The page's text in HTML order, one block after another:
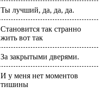
Ты лучший, да, да, да.
Становится так странно
жить вот так
За закрытыми дверями.
И у меня нет моментов
тишины